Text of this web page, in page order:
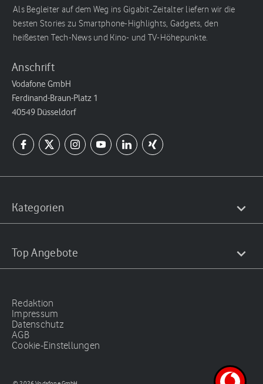
Als Begleiter auf dem Weg ins Gigabit-Zeitalter liefern wir die
besten Stories zu Smartphone-Highlights, Gadgets, den
heißesten Tech-News und Kino- und TV-Höhepunkte.
Anschrift
Vodafone GmbH
Ferdinand-Braun-Platz 1
40549 Düsseldorf
Kategorien
Top Angebote
Redaktion
Impressum
Datenschutz
AGB
Cookie-Einstellungen